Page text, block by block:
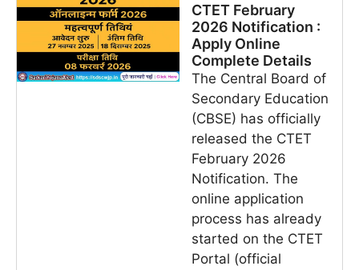
CTET February
2026 Notification :
Apply Online
Complete Details
The Central Board of
Secondary Education
(CBSE) has officially
released the CTET
February 2026
Notification. The
online application
process has already
started on the CTET
Portal (official